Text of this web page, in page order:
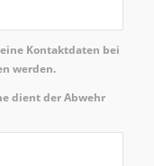
Kontaktdaten bei
werden.
dient der Abwehr